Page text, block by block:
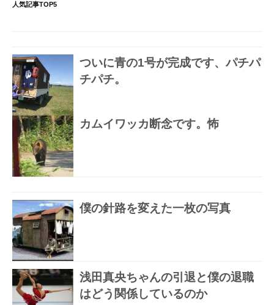
人気記事TOP5
ついに青の1号が完成です、パチパ
チパチ。
カムイワッカ断念です。怖
僕の針路を変えた一枚の写真
浅田真央ちゃんの引退と僕の退職
はどう関係しているのか